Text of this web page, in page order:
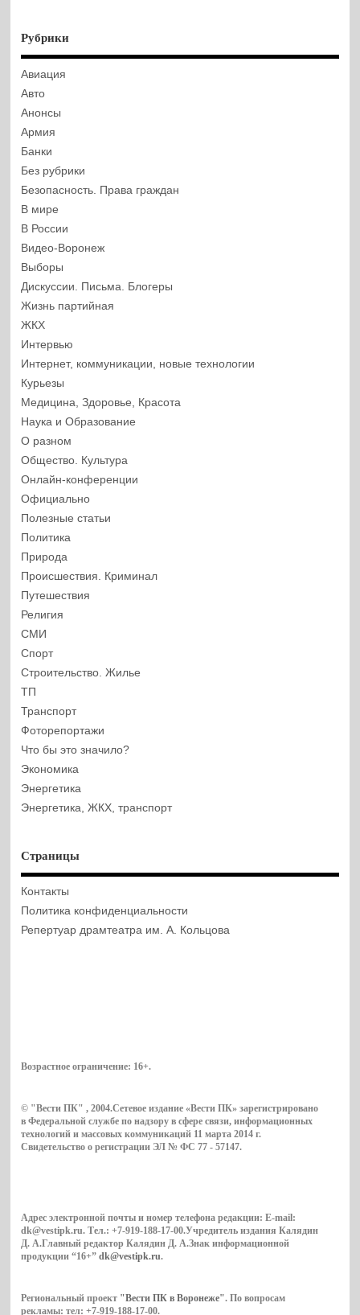
Рубрики
Авиация
Авто
Анонсы
Армия
Банки
Без рубрики
Безопасность. Права граждан
В мире
В России
Видео-Воронеж
Выборы
Дискуссии. Письма. Блогеры
Жизнь партийная
ЖКХ
Интервью
Интернет, коммуникации, новые технологии
Курьезы
Медицина, Здоровье, Красота
Наука и Образование
О разном
Общество. Культура
Онлайн-конференции
Официально
Полезные статьи
Политика
Природа
Происшествия. Криминал
Путешествия
Религия
СМИ
Спорт
Строительство. Жилье
ТП
Транспорт
Фоторепортажи
Что бы это значило?
Экономика
Энергетика
Энергетика, ЖКХ, транспорт
Страницы
Контакты
Политика конфиденциальности
Репертуар драмтеатра им. А. Кольцова
Возрастное ограничение: 16+.
© "Вести ПК" , 2004.Сетевое издание «Вести ПК» зарегистрировано
в Федеральной службе по надзору в сфере связи, информационных
технологий и массовых коммуникаций 11 марта 2014 г.
Свидетельство о регистрации ЭЛ № ФС 77 - 57147.
Адрес электронной почты и номер телефона редакции: E-mail:
dk@vestipk.ru. Тел.: +7-919-188-17-00.Учредитель издания Калядин
Д. А.Главный редактор Калядин Д. А.Знак информационной
продукции “16+”dk@vestipk.ru.
Региональный проект "Вести ПК в Воронеже". По вопросам
рекламы: тел: +7-919-188-17-00.